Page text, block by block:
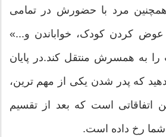
مرد با حضورش در تمامی
کردن کودک، خواباندن و...»
به همسرش منتقل کند.در پایان
که پدر شدن یکی از مهم ترین،
اتفاقاتی است که بعد از تقسیم
شما رخ داده است.